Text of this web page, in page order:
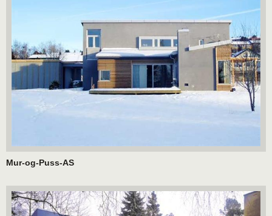
Mur-og-Puss-AS